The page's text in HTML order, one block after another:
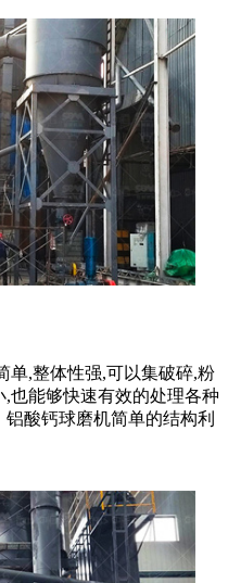
单,整体性强,可以集破碎,粉
也能够快速有效的处理各种
酸钙球磨机简单的结构利